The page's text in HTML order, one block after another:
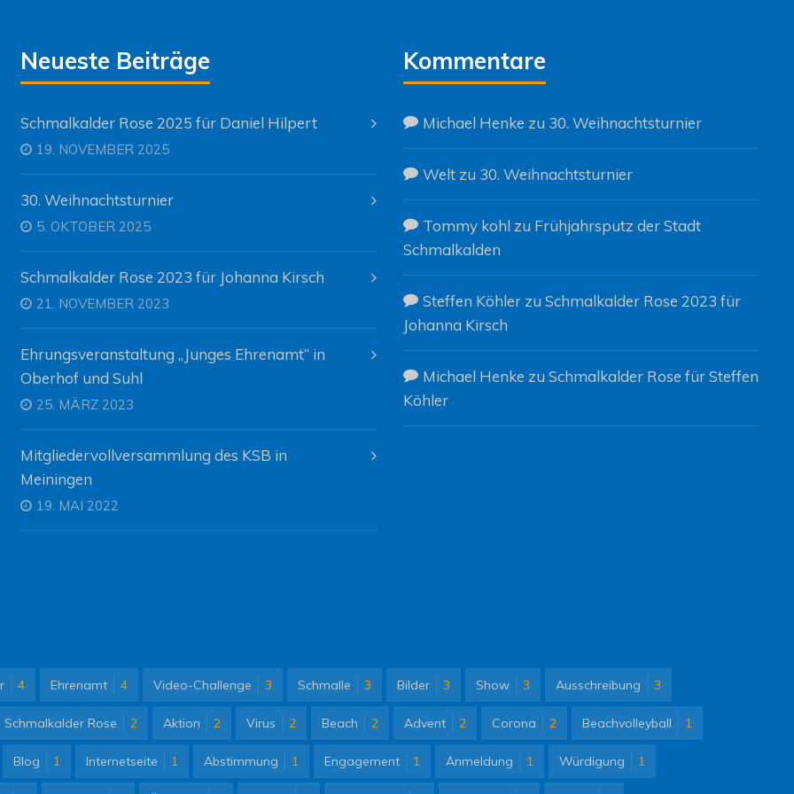
Neueste Beiträge
Schmalkalder Rose 2025 für Daniel Hilpert
19. NOVEMBER 2025
30. Weihnachtsturnier
5. OKTOBER 2025
Schmalkalder Rose 2023 für Johanna Kirsch
21. NOVEMBER 2023
Ehrungsveranstaltung „Junges Ehrenamt“ in
Oberhof und Suhl
25. MÄRZ 2023
Mitgliedervollversammlung des KSB in
Meiningen
19. MAI 2022
Kommentare
Michael Henke zu 30. Weihnachtsturnier
Weltzu 30. Weihnachtsturnier
Tommy kohl zu Frühjahrsputz der Stadt
Schmalkalden
Steffen Köhlerzu Schmalkalder Rose 2023 für
Johanna Kirsch
Michael Henke zu Schmalkalder Rose für Steffen
Köhler
4 Ehrenamt 4 Video-Challenge 3 Schmalle 3 Bilder 3 Show 3 Ausschreibung 3
Schmalkalder Rose 2 Aktion 2 Virus 2 Beach 2 Advent 2 Corona 2 Beachvolleyball 1
Blog 1 Internetseite 1 Abstimmung 1 Engagement 1 Anmeldung 1 Würdigung 1